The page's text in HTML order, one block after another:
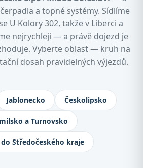
a topné systémy. Sídlíme
U Kolory 302, takže v Liberci a
nejrychleji — a právě dojezd je
Vyberte oblast — kruh na
dosah pravidelných výjezdů.
klimatizace:
Jablonecko Českolipsko
a Turnovsko
do Středočeského kraje